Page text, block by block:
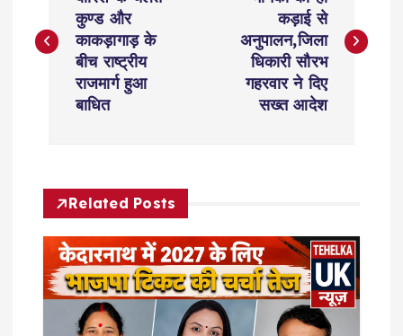
s
a
v
g
कुण्ड और
काकड़ागाड़ के
बीच राष्ट्रीय
राजमार्ग हुआ
बाधित
कड़ाई से
अनुपालन,जिला
धिकारी सौरभ
गहरवार ने दिए
सख्त आदेश
Related Posts